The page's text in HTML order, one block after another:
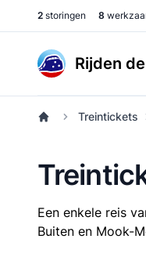
2 storingen 8
Rijden
Treintickets
Een enkele reis
Buiten en Mook-